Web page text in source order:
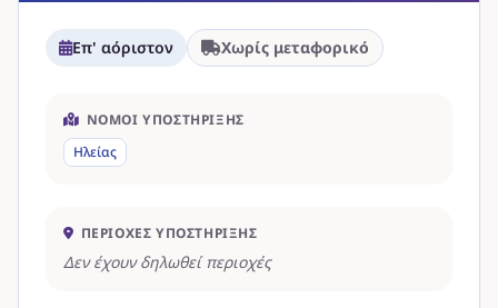
Επ' αόριστον Χωρίς μεταφορικό
ΝΟΜΟΊ ΥΠΟΣΤΉΡΙΞΗΣ
Ηλείας
ΠΕΡΙΟΧΈΣ ΥΠΟΣΤΉΡΙΞΗΣ
Δεν έχουν δηλωθεί περιοχές